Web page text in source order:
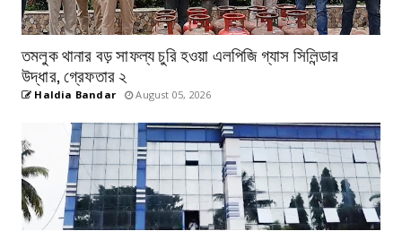
তমলুক থানার বড় সাফল্য চুরি হওয়া এলপিজি গ্যাস সিলিন্ডার
উদ্ধার, গ্রেফতার ২
Haldia Bandar August 05, 2026